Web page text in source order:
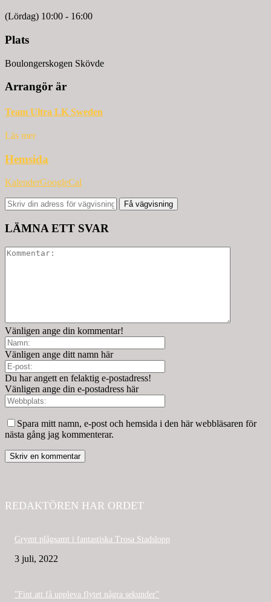
(Lördag) 10:00 - 16:00
Plats
Boulongerskogen Skövde
Arrangör är
Team Ultra LK Sweden
Läs mer
Hemsida
KalenderGoogleCal
Få vägvisning
LÄMNA ETT SVAR
Vänligen ange din kommentar!
Vänligen ange ditt namn här
Du har angett en felaktig e-postadress!
Vänligen ange din e-postadress här
Spara mitt namn, e-post och hemsida i den här webbläsaren för
nästa gång jag kommenterar.
REDAKTÖREN HAR ORDET
Grymt plågsamt i fantastiska Trosa Stadslopp
3 juli, 2022
”Fint att få uppleva flytet några sekunder”